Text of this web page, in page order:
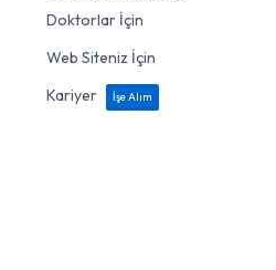
Doktorlar İçin
Web Siteniz İçin
Kariyer
İşe Alım